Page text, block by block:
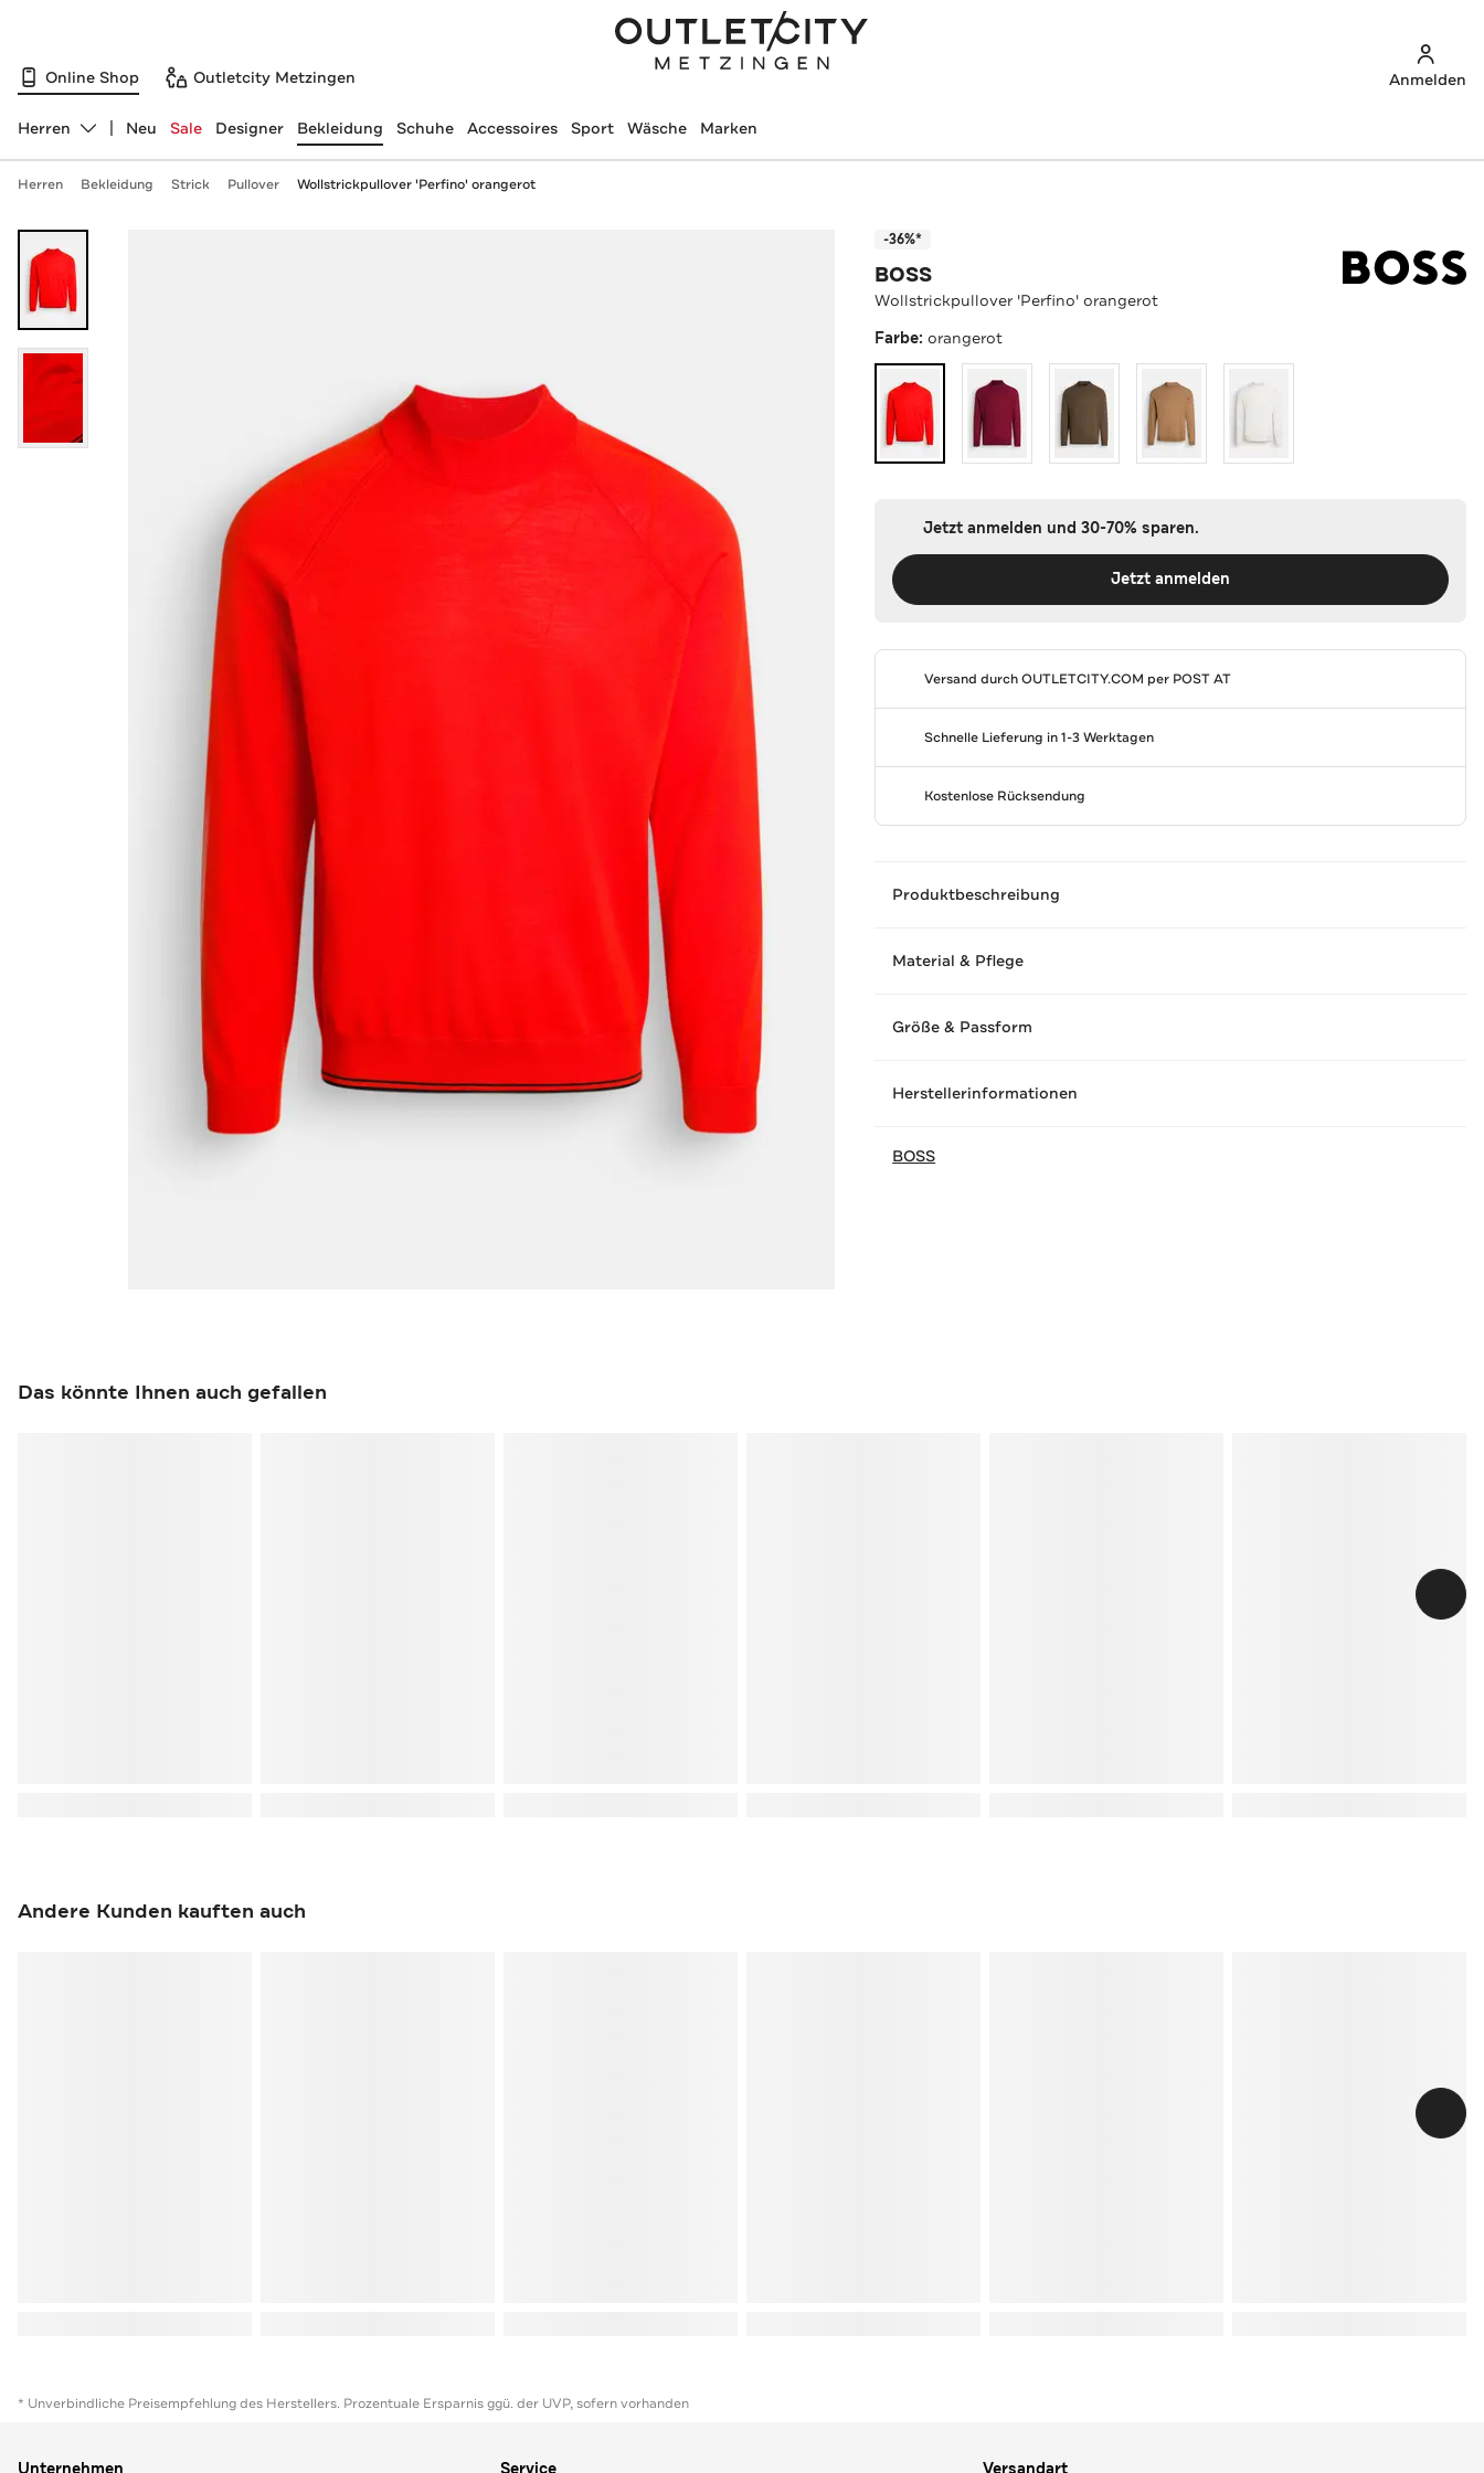
Online Shop Outletcity Metzingen Anmelden
Abteilung ändern, ausgewählt:
Herren Neu Sale Designer Bekleidung Schuhe Accessoires Sport Wäsche Marken
Herren Bekleidung Strick Pullover Wollstrickpullover 'Perfino' orangerot
-36%*
BOSS
Wollstrickpullover 'Perfino' orangerot
Farbe:orangerot
Jetzt anmelden und 30-70% sparen.
Jetzt anmelden
Versand durchOUTLETCITY.COM per POST AT
Schnelle Lieferung in 1-3 Werktagen
Kostenlose Rücksendung
Produktbeschreibung
Material & Pflege
Größe & Passform
Herstellerinformationen
BOSS
Das könnte Ihnen auch gefallen
Andere Kunden kauften auch
* Unverbindliche Preisempfehlung des Herstellers. Prozentuale Ersparnis ggü. der UVP, sofern vorhanden